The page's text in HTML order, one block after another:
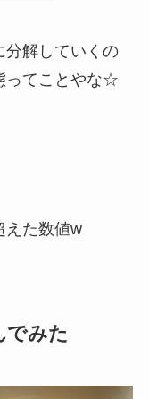
分解していくの
ってことやな☆
えた数値w
でみた